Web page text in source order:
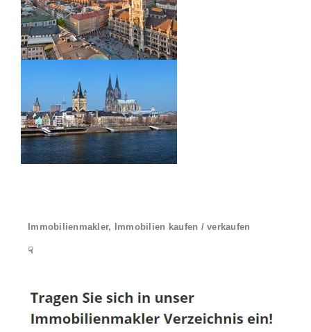
Immobilienmakler, Immobilien kaufen / verkaufen
☟